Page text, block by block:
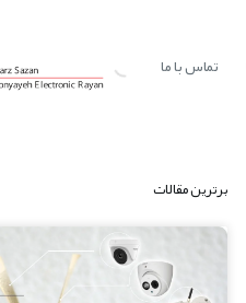
تماس با ما
برترین مقالات